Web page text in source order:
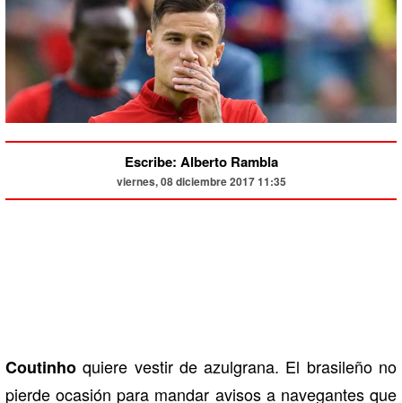
Escribe: Alberto Rambla
viernes, 08 diciembre 2017 11:35
Coutinho quiere vestir de azulgrana. El brasileño no
pierde ocasión para mandar avisos a navegantes que